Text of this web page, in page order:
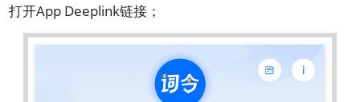
打开App Deeplink链接；